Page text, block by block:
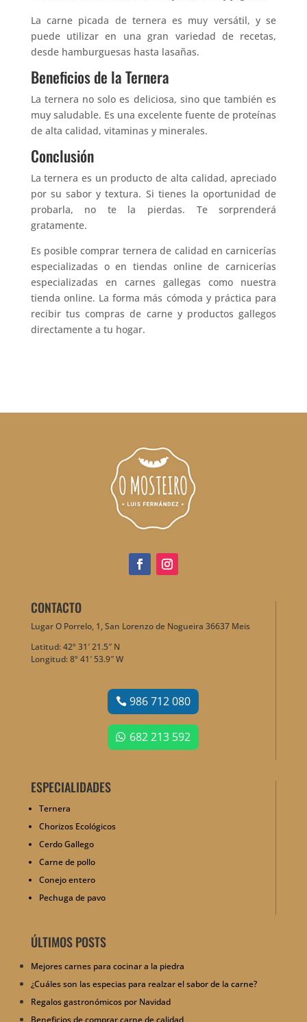
La carne picada de ternera es muy versátil, y se
puede utilizar en una gran variedad de recetas,
desde hamburguesas hasta lasañas.
Beneficios de la Ternera
La ternera no solo es deliciosa, sino que también es
muy saludable. Es una excelente fuente de proteínas
de alta calidad, vitaminas y minerales.
Conclusión
La ternera es un producto de alta calidad, apreciado
por su sabor y textura. Si tienes la oportunidad de
probarla, no te la pierdas. Te sorprenderá
gratamente.
Es posible comprar ternera de calidad en carnicerías
especializadas o en tiendas online de carnicerías
especializadas en carnes gallegas como nuestra
tienda online. La forma más cómoda y práctica para
recibir tus compras de carne y productos gallegos
directamente a tu hogar.
CONTACTO
Lugar O Porrelo, 1, San Lorenzo de Nogueira 36637 Meis
Latitud: 42º 31′ 21.5″ N
Longitud: 8º 41′ 53.9″ W
986 712 080
682 213 592
ESPECIALIDADES
Ternera
Chorizos Ecológicos
Cerdo Gallego
Carne de pollo
Conejo entero
Pechuga de pavo
ÚLTIMOS POSTS
Mejores carnes para cocinar a la piedra
¿Cuáles son las especias para realzar el sabor de la carne?
Regalos gastronómicos por Navidad
Beneficios de comprar carne de calidad